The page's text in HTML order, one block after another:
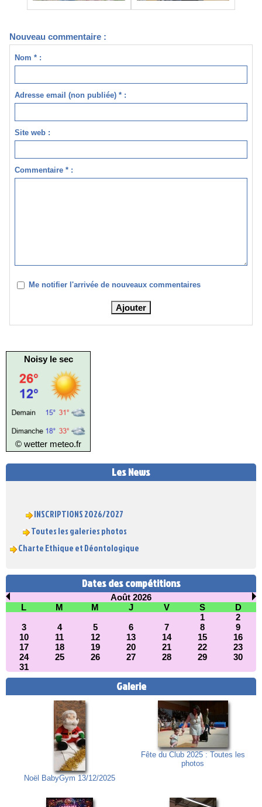
Nouveau commentaire :
Nom * :
Adresse email (non publiée) * :
Site web :
Commentaire * :
Me notifier l'arrivée de nouveaux commentaires
Noisy le sec
© wetter meteo.fr
Les News
INSCRIPTIONS 2026/2027
Toutes les galeries photos
Charte Ethique et Déontologique
Dates des compétitions
Août 2026
L
M M J V S
D
1
2
3
4 5 6 7 8
9
10
11 12 13 14 15
16
17
18 19 20 21 22
23
24
25 26 27 28 29
30
31
Galerie
Noël BabyGym 13/12/2025
Fête du Club 2025 : Toutes les
photos